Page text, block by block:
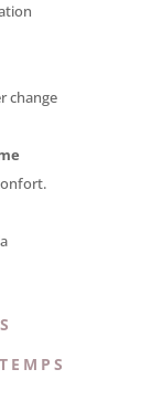
change